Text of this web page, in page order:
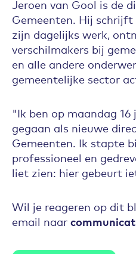
Jeroen van Gool is de
Gemeenten. Hij
zijn dagelijks werk,
verschilmakers bij
en alle andere
gemeentelijke sector
"Ik ben op maandag
gegaan als nieuwe
Gemeenten. Ik stapte
professioneel en
liet zien: hier gebeurt
Wil je reageren op dit
email naar